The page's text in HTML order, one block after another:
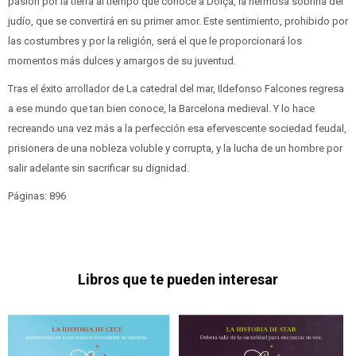
judío, que se convertirá en su primer amor. Este sentimiento, prohibido por
las costumbres y por la religión, será el que le proporcionará los
momentos más dulces y amargos de su juventud.
Tras el éxito arrollador de La catedral del mar, Ildefonso Falcones regresa
a ese mundo que tan bien conoce, la Barcelona medieval. Y lo hace
recreando una vez más a la perfección esa efervescente sociedad feudal,
prisionera de una nobleza voluble y corrupta, y la lucha de un hombre por
salir adelante sin sacrificar su dignidad.
Páginas: 896
Libros que te pueden interesar